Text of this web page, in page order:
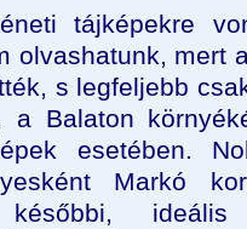
tájképekre
olvashatunk, mert
s legfeljebb
a Balaton
esetében.
Markó
későbbi,